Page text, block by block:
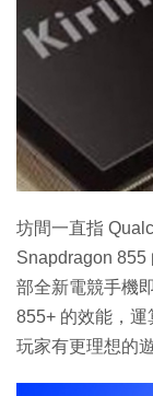
坊間一直指
Snapdragon 855
部全新電競手機
855+ 的效能，
玩家有更理想的